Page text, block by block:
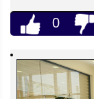
0